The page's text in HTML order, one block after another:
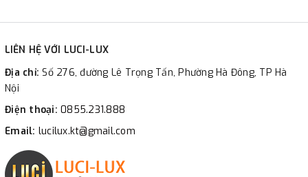
LIÊN HỆ VỚI LUCI-LUX
Địa chỉ:Số 276, đường Lê Trọng Tấn, Phường Hà Đông, TP Hà
Nội
Điện thoại: 0855.231.888
Email: lucilux.kt@gmail.com